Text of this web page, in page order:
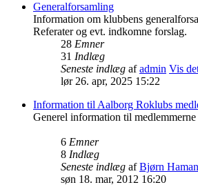
Generalforsamling
Information om klubbens
Referater og evt. indkomne forslag.
28 Emner
31 Indlæg
Seneste indlæg afadmin Vis
lør 26. apr, 2025 15:22
Information til Aalborg Roklubs
Generel information til
6 Emner
8 Indlæg
Seneste indlæg afBjørn Haman
søn 18. mar, 2012 16:20